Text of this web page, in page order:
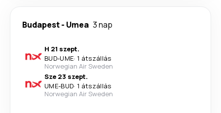
Budapest- Umea 3 nap
H 21 szept.
BUD-UME· 1 átszállás
Norwegian Air Sweden
Sze 23 szept.
UME-BUD· 1 átszállás
Norwegian Air Sweden